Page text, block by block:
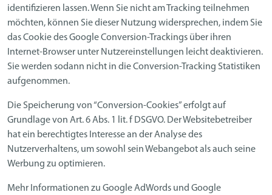
identifizieren lassen. Wenn Sie nicht am Tracking teilnehmen
möchten, können Sie dieser Nutzung widersprechen, indem Sie
das Cookie des Google Conversion-Trackings über ihren
Internet-Browser unter Nutzereinstellungen leicht deaktivieren.
Sie werden sodann nicht in die Conversion-Tracking Statistiken
aufgenommen.
Die Speicherung von “Conversion-Cookies” erfolgt auf
Grundlage von Art. 6 Abs. 1 lit. f DSGVO. Der Websitebetreiber
hat ein berechtigtes Interesse an der Analyse des
Nutzerverhaltens, um sowohl sein Webangebot als auch seine
Werbung zu optimieren.
Mehr Informationen zu Google AdWords und Google